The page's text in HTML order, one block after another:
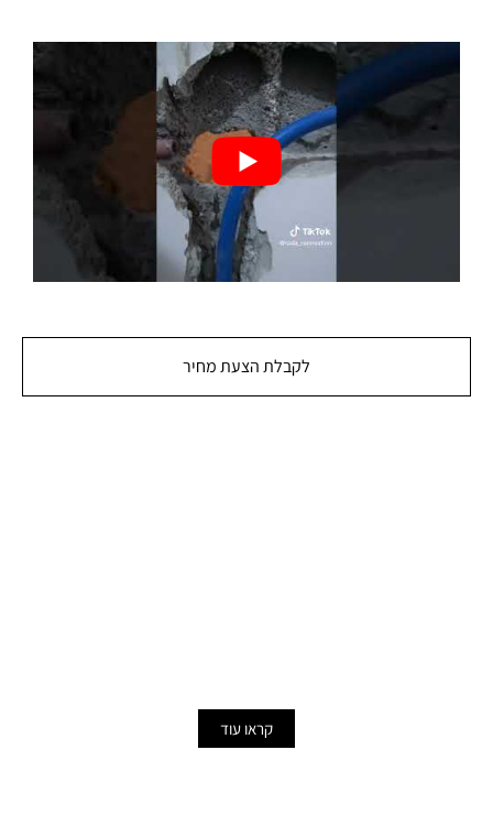
לקבלת הצעת מחיר
קראו עוד